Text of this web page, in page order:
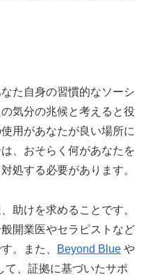
た自身の習慣的なソーシ
気分の兆候と考えると役
用があなたが良い場所に
、おそらく何があなたを
処する必要があります。
助けを求めることです。
開業医やセラピストなど
。また、
Beyond Blue や
て、証拠に基づいたサポ